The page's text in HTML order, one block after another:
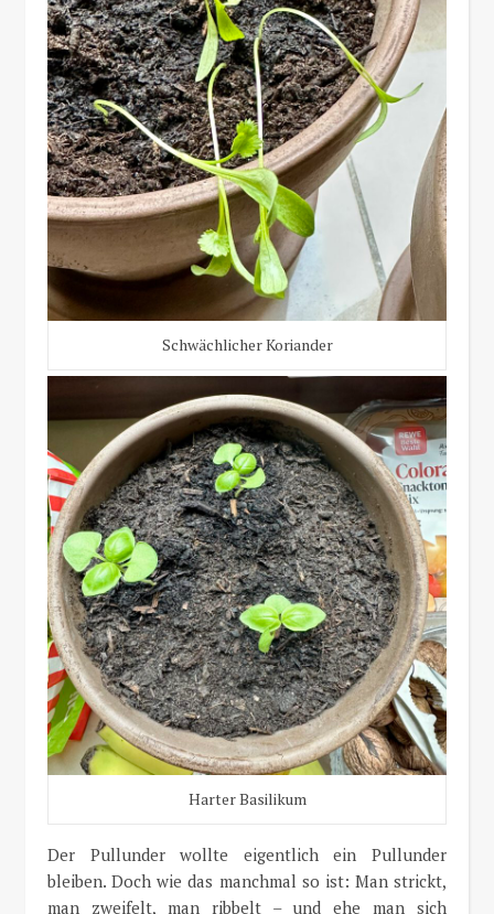
Schwächlicher Koriander
Harter Basilikum
Der Pullunder wollte eigentlich ein Pullunder
bleiben. Doch wie das manchmal so ist: Man strickt,
man zweifelt, man ribbelt – und ehe man sich